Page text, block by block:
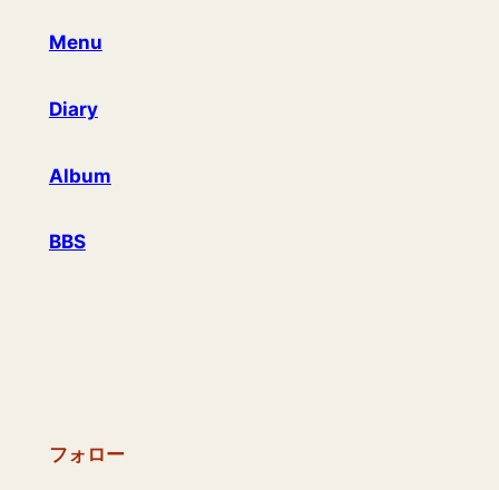
Menu
Diary
Album
BBS
フォロー